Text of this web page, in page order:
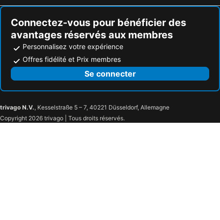
Connectez-vous pour bénéficier des
avantages réservés aux membres
Personnalisez votre expérience
Offres fidélité et Prix membres
Se connecter
trivago N.V., Kesselstraße 5 – 7, 40221 Düsseldorf, Allemagne
Copyright 2026 trivago | Tous droits réservés.